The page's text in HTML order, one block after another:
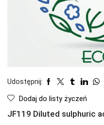
Udostępnij:
Dodaj do listy życzeń
JF119 Diluted sulphuric